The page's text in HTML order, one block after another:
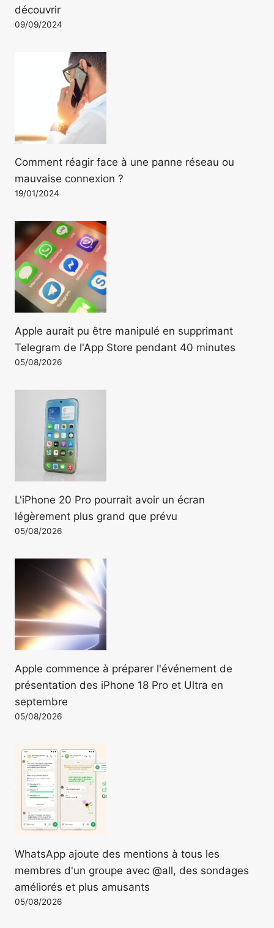
découvrir
09/09/2024
Comment réagir face à une panne réseau ou
mauvaise connexion ?
19/01/2024
Apple aurait pu être manipulé en supprimant
Telegram de l'App Store pendant 40 minutes
05/08/2026
L'iPhone 20 Pro pourrait avoir un écran
légèrement plus grand que prévu
05/08/2026
Apple commence à préparer l'événement de
présentation des iPhone 18 Pro et Ultra en
septembre
05/08/2026
WhatsApp ajoute des mentions à tous les
membres d'un groupe avec @all, des sondages
améliorés et plus amusants
05/08/2026